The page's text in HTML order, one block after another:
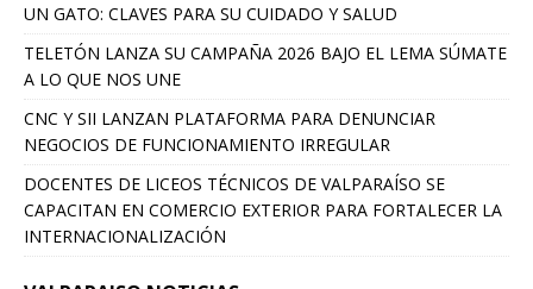
UN GATO: CLAVES PARA SU CUIDADO Y SALUD
TELETÓN LANZA SU CAMPAÑA 2026 BAJO EL LEMA SÚMATE
A LO QUE NOS UNE
CNC Y SII LANZAN PLATAFORMA PARA DENUNCIAR
NEGOCIOS DE FUNCIONAMIENTO IRREGULAR
DOCENTES DE LICEOS TÉCNICOS DE VALPARAÍSO SE
CAPACITAN EN COMERCIO EXTERIOR PARA FORTALECER LA
INTERNACIONALIZACIÓN